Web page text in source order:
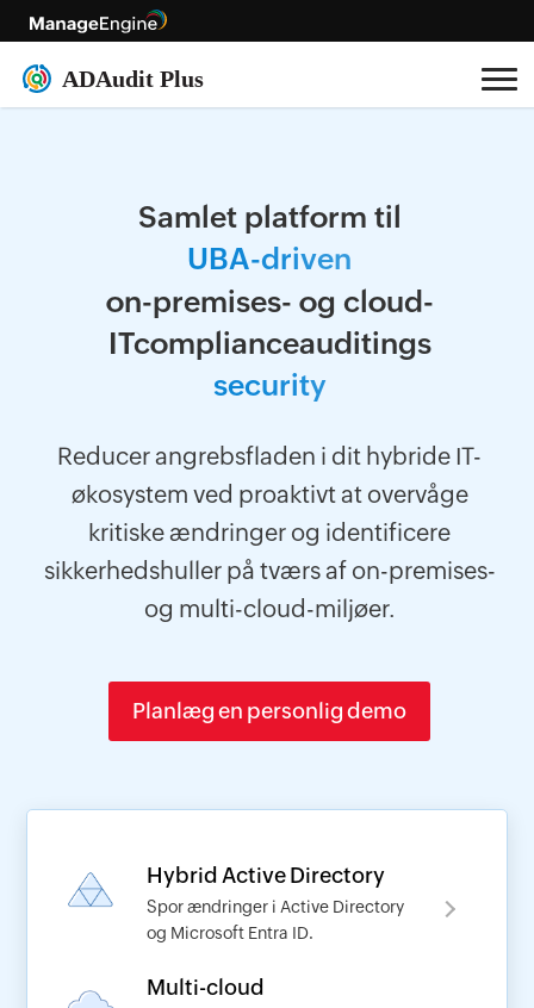
Samlet platform til
UBA-driven
on-premises- og cloud-
ITcomplianceauditings
security
Reducer angrebsfladen i dit hybride IT-
økosystem ved proaktivt at overvåge
kritiske ændringer og identificere
sikkerhedshuller på tværs af on-premises-
og multi-cloud-miljøer.
Planlæg en personlig demo
Hybrid Active Directory
Spor ændringer i Active Directory
og Microsoft Entra ID.
Multi-cloud